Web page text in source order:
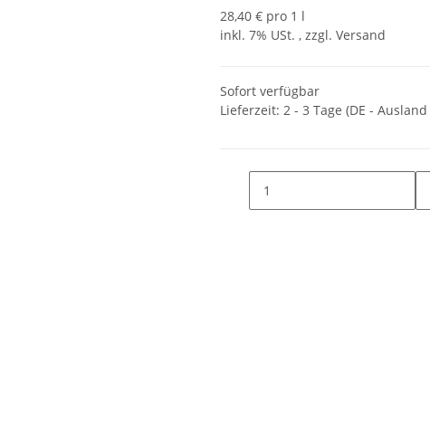
28,40 € pro 1 l
inkl. 7% USt. , zzgl. Versand
Sofort verfügbar
Lieferzeit: 2 - 3 Tage (DE -